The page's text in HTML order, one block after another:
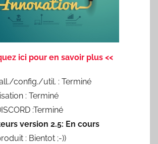
ici pour en savoir plus <<
config./util. : Terminé
: Terminé
:Terminé
version 2.5: En cours
: Bientot ;-))